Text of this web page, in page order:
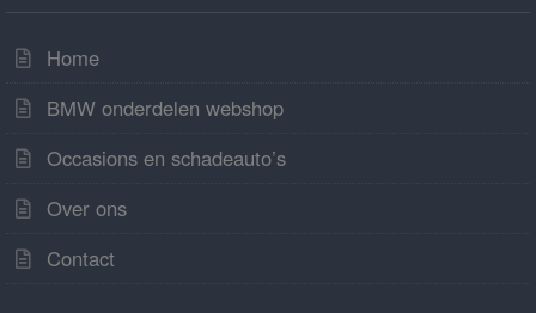
Home
BMW onderdelen webshop
Occasions en schadeauto’s
Over ons
Contact